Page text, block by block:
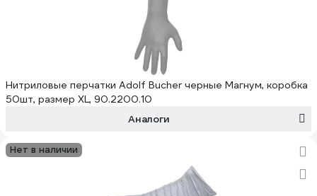
Нитриловые перчатки Adolf Bucher черные Магнум, коробка
50шт, размер XL, 90.2200.10
Аналоги
Нет в наличии